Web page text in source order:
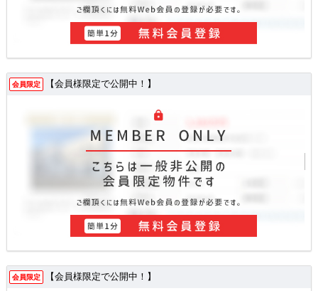
会員限定 【会員様限定で公開中！】
会員限定 【会員様限定で公開中！】